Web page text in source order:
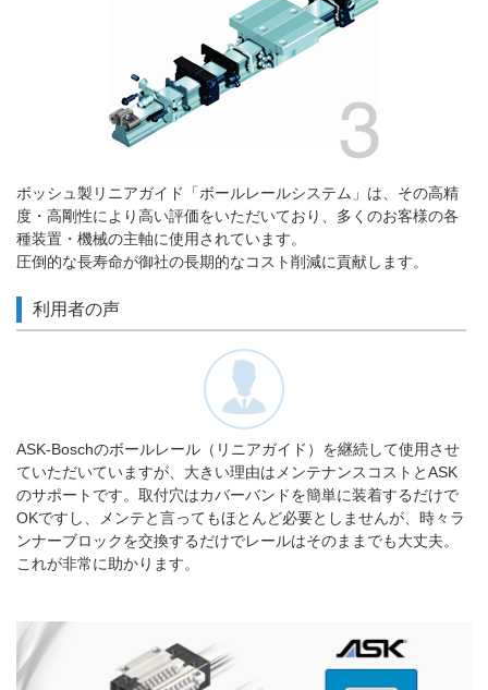
ボッシュ製リニアガイド「ボールレールシステム」は、その高精
度・高剛性により高い評価をいただいており、多くのお客様の各
種装置・機械の主軸に使用されています。
圧倒的な長寿命が御社の長期的なコスト削減に貢献します。
利用者の声
ASK-Boschのボールレール（リニアガイド）を継続して使用させ
ていただいていますが、大きい理由はメンテナンスコストとASK
のサポートです。取付穴はカバーバンドを簡単に装着するだけで
OKですし、メンテと言ってもほとんど必要としませんが、時々ラ
ンナーブロックを交換するだけでレールはそのままでも大丈夫。
これが非常に助かります。